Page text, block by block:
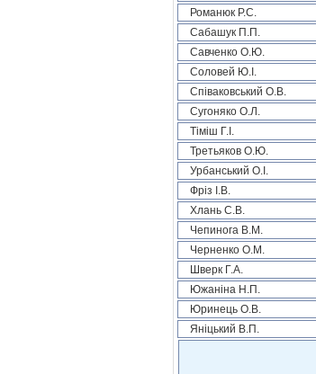
Романюк Р.С.
Сабашук П.П.
Савченко О.Ю.
Соловей Ю.І.
Співаковський О.В.
Сугоняко О.Л.
Тіміш Г.І.
Третьяков О.Ю.
Урбанський О.І.
Фріз І.В.
Хлань С.В.
Чепинога В.М.
Черненко О.М.
Шверк Г.А.
Южаніна Н.П.
Юринець О.В.
Яніцький В.П.